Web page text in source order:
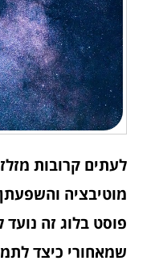
לעתים קרובות
מוטיבציה
פוסט בלוג זה
שמאחורי כיצד